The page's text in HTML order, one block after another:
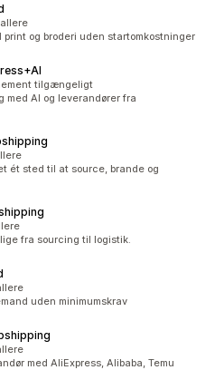
og broderi uden startomkostninger
tilgængeligt
med AI og leverandører fra
ét sted til at source, brande og
fra sourcing til logistik.
uden minimumskrav
med AliExpress, Alibaba, Temu